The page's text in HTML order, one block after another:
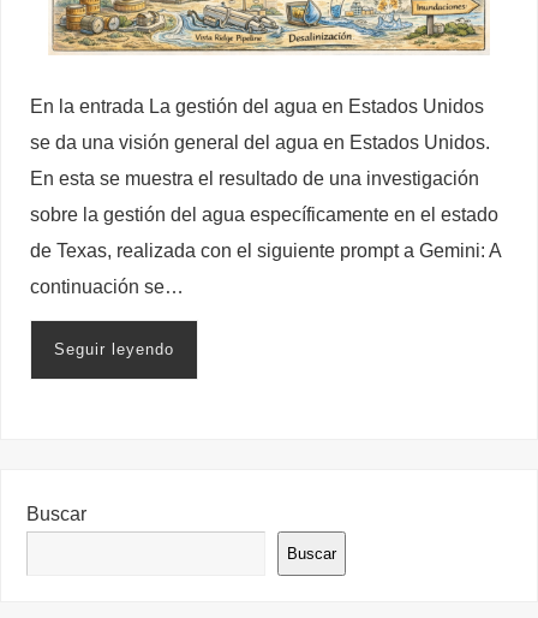
En la entrada La gestión del agua en Estados Unidos
se da una visión general del agua en Estados Unidos.
En esta se muestra el resultado de una investigación
sobre la gestión del agua específicamente en el estado
de Texas, realizada con el siguiente prompt a Gemini: A
continuación se…
Seguir leyendo
Buscar
Buscar